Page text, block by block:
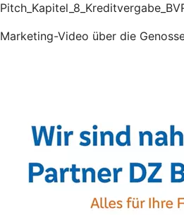
Marketing-Video über die